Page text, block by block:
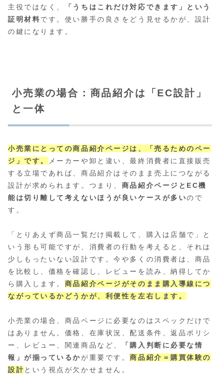
主役ではなく、
「うちはこれだけ対応できます」という
証明材料です。使い勝手の良さをどう見せるかが、設計
の鍵になります。
小売業の場合：商品紹介は「EC設計」
と一体
小売業にとっての商品紹介ページは、「売るためのペー
ジ」です。
メーカーや卸と違い、最終消費者に直接販売
する立場であれば、商品紹介はそのまま売上につながる
設計が求められます。つまり、 商品紹介ページとEC機
能は切り離して考えないほうが良いケースが多いので
す。
「とりあえず商品一覧だけ掲載して、購入は店舗で」と
いう形も可能ですが、消費者の行動を考えると、それは
少しもったいない設計です。今や多くの消費者は、商品
を比較し、価格を確認し、レビューを読み、納得してか
ら購入します。 商品紹介ページがそのまま購入導線につ
ながっているかどうかが、利便性を左右します。
小売業の場合、商品ページに必要なのはスペックだけで
はありません。価格、在庫状況、配送条件、返品ポリシ
ー、レビュー、関連商品など、
「購入判断に必要な情
報」が揃っているかが重要です。商品紹介＝購買体験の
設計 という視点が欠かせません。